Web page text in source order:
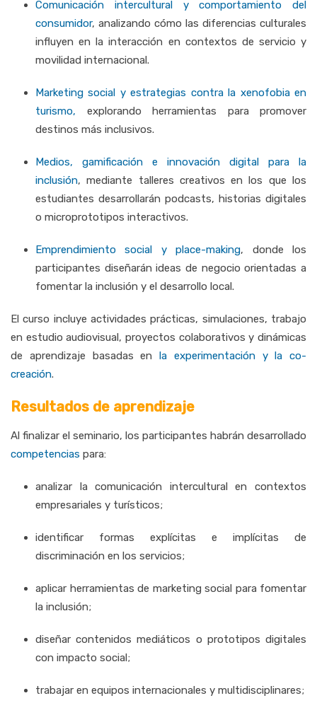
Comunicación intercultural ycomportamiento del
consumidor, analizando cómo las diferencias culturales
influyenenlainteracción en contextos de servicio y
movilidad internacional.
Marketingsocial yestrategias contrala xenofobiaen
turismo, explorando herramientas para promover
destinos más inclusivos.
Medios, gamificación e innovación digital para la
inclusión,mediante talleres creativosenlos quelos
estudiantes desarrollarán podcasts, historias digitales
o microprototipos interactivos.
Emprendimientosocial yplace-making, dondelos
participantes diseñaránideasde negocioorientadasa
fomentar la inclusión y el desarrollo local.
Elcurso incluyeactividadesprácticas, simulaciones, trabajo
en estudioaudiovisual,proyectos colaborativosydinámicas
de aprendizaje basadasen la experimentación yla co-
creación.
Resultados de aprendizaje
Al finalizar el seminario, los participantes habrán desarrollado
competencias para:
analizar lacomunicación interculturalencontextos
empresariales y turísticos;
identificar formas explícitas e implícitas de
discriminación en los servicios;
aplicar herramientas de marketing social para fomentar
la inclusión;
diseñarcontenidosmediáticos o prototiposdigitales
con impacto social;
trabajar en equipos internacionales y multidisciplinares;